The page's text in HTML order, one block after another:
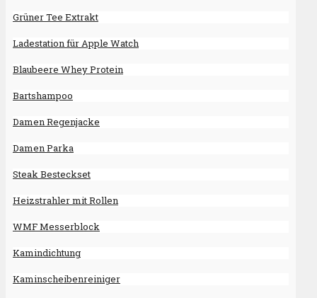
Grüner Tee Extrakt
Ladestation für Apple Watch
Blaubeere Whey Protein
Bartshampoo
Damen Regenjacke
Damen Parka
Steak Besteckset
Heizstrahler mit Rollen
WMF Messerblock
Kamindichtung
Kaminscheibenreiniger